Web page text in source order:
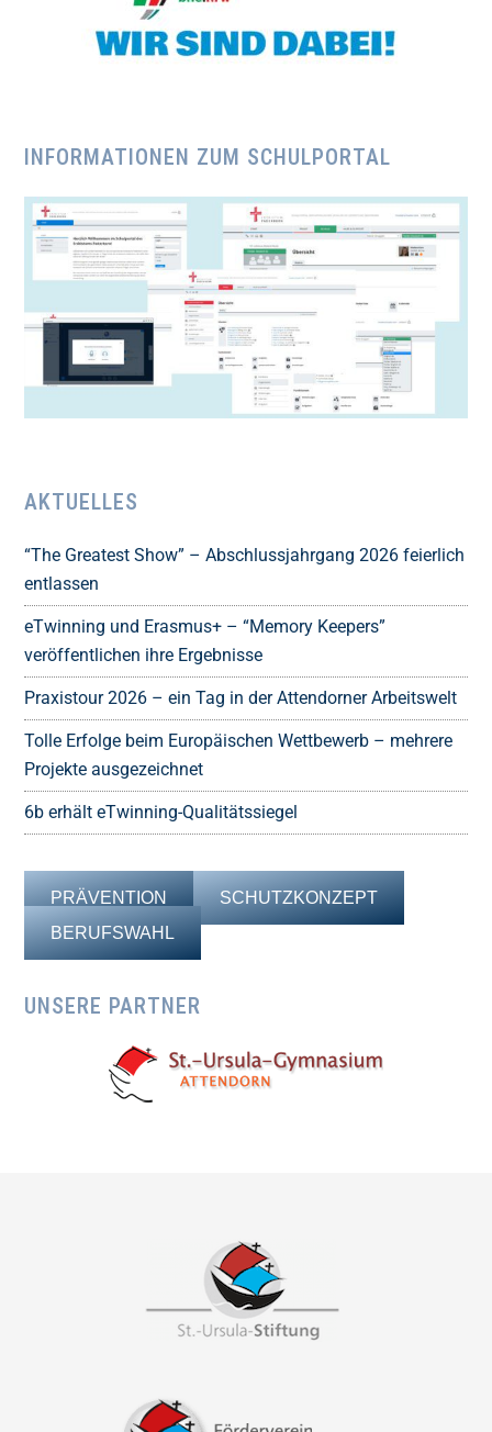
INFORMATIONEN ZUM SCHULPORTAL
AKTUELLES
“The Greatest Show” – Abschlussjahrgang 2026 feierlich
entlassen
eTwinning und Erasmus+ – “Memory Keepers”
veröffentlichen ihre Ergebnisse
Praxistour 2026 – ein Tag in der Attendorner Arbeitswelt
Tolle Erfolge beim Europäischen Wettbewerb – mehrere
Projekte ausgezeichnet
6b erhält eTwinning-Qualitätssiegel
PRÄVENTION
SCHUTZKONZEPT
BERUFSWAHL
UNSERE PARTNER